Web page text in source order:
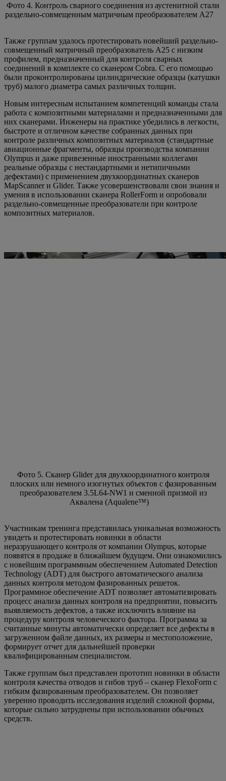
Фото 4. Контроль сварного соединения из аустенитной стали
раздельно-совмещенным матричным преобразователем А27
Также группам удалось протестировать новейший раздельно-
совмещенный матричный преобразователь А25 с низким
профилем, предназначенный для контроля сварных
соединений в комплекте со сканером Cobra. С его помощью
были проконтролированы цилиндрические образцы (катушки
труб) малого диаметра самых различных толщин.
Новым интересным испытанием компетенций команды стала
работа с композитными материалами и предназначенными для
них сканерами. Инженеры на практике убедились в легкости,
быстроте и отличном качестве собранных данных при
контроле различных композитных материалов (стандартные
авиационные фрагменты, образцы производства компании
Olympus и даже привезенные иностранными коллегами
реальные образцы с нестандартными и нетипичными
дефектами) с применением двухкоординатных сканеров
MapScanner и Glider. Также усовершенствовали свои знания и
умения в использовании сканера RollerForm и опробовали
раздельно-совмещенные преобразователи при контроле
композитных материалов.
Фото 5. Сканер Glider для двухкоординатного контроля
плоских или немного изогнутых объектов с фазированным
преобразователем 3.5L64-NW1 и сменной призмой из
Аквалена (Aqualene™)
Участникам тренинга представилась уникальная возможность
увидеть и протестировать новинки в области
неразрушающего контроля от компании Olympus, которые
появятся в продаже в ближайшем будущем. Они ознакомились
с новейшим программным обеспечением Automated Detection
Technology (ADT) для быстрого автоматического анализа
данных контроля методом фазированных решеток.
Программное обеспечение ADT позволяет автоматизировать
процесс анализа данных контроля на предприятии, повысить
выявляемость дефектов, а также исключить влияние на
процедуру контроля человеческого фактора. Программа за
считанные минуты автоматически определяет все дефекты в
загруженном файле данных, их размеры и местоположение,
формирует отчет для дальнейшей проверки
квалифицированным специалистом.
Также группам был представлен прототип новинки в области
контроля качества отводов и гибов труб – сканер FlexoForm с
гибким фазированным преобразователем. Он позволяет
уверенно проводить исследования изделий сложной формы,
которые сильно затруднены при использовании обычных
средств.